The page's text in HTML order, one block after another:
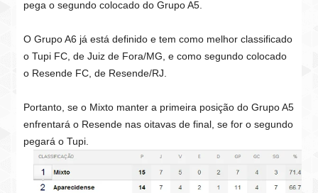
pega o segundo colocado do Grupo A5.
O Grupo A6 já está definido e tem como melhor classificado
o Tupi FC, de Juiz de Fora/MG, e como segundo colocado
o Resende FC, de Resende/RJ.
Portanto, se o Mixto manter a primeira posição do Grupo A5
enfrentará o Resende nas oitavas de final, se for o segundo
pegará o Tupi.